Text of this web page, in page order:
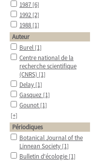
1987 [6]
1992 [2]
1988 [1]
Auteur
Burel [1]
Centre national de la
recherche scientifique
(CNRS) [1]
Delay [1]
Gasquez [1]
Gounot [1]
[+]
Périodiques
Botanical Journal of the
Linnean Society [1]
Bulletin d'écologie [1]